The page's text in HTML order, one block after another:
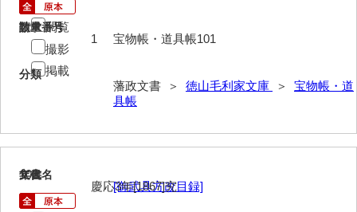
御参勤記
御道中日記
請求番号
宝物帳・道具帳101
分類
藩政文書 ＞ 徳山毛利家文庫 ＞ 宝物帳・道
具帳
数量
1
閲覧
撮影
掲載
102
文書名
[御武具方改目録]
年代
慶応3年[1867]究